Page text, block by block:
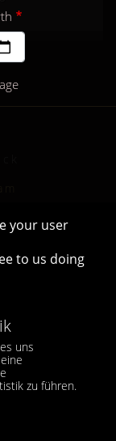
your user
to us doing
uns
zu führen.